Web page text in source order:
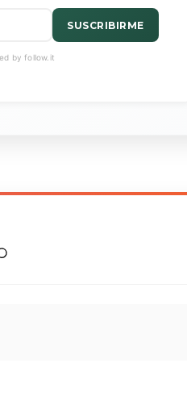
SUSCRIBIRME
by follow.it